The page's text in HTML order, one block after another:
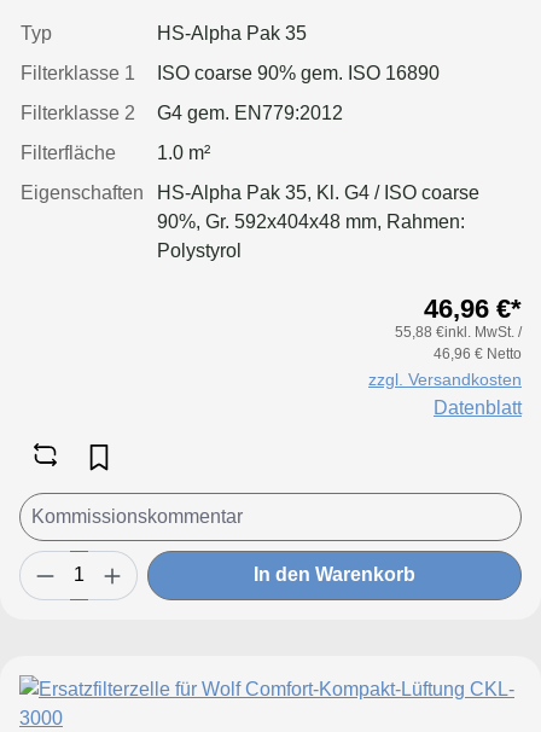
Typ
HS-Alpha Pak 35
Filterklasse 1
ISO coarse 90% gem. ISO 16890
Filterklasse 2
G4 gem. EN779:2012
Filterfläche
1.0 m²
Eigenschaften
HS-Alpha Pak 35, Kl. G4 / ISO coarse
90%, Gr. 592x404x48 mm, Rahmen:
Polystyrol
46,96 €*
55,88 €inkl. MwSt. /
46,96 € Netto
zzgl. Versandkosten
Datenblatt
In den Warenkorb